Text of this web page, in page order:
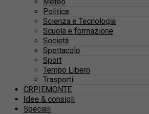
Politica
Scienza e Tecnologia
Scuola e formazione
Società
Spettacolo
Sport
Tempo Libero
Trasporti
CRPIEMONTE
Idee & consigli
Speciali